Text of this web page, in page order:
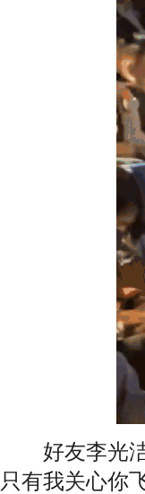
好友李光洁
只有我关心你